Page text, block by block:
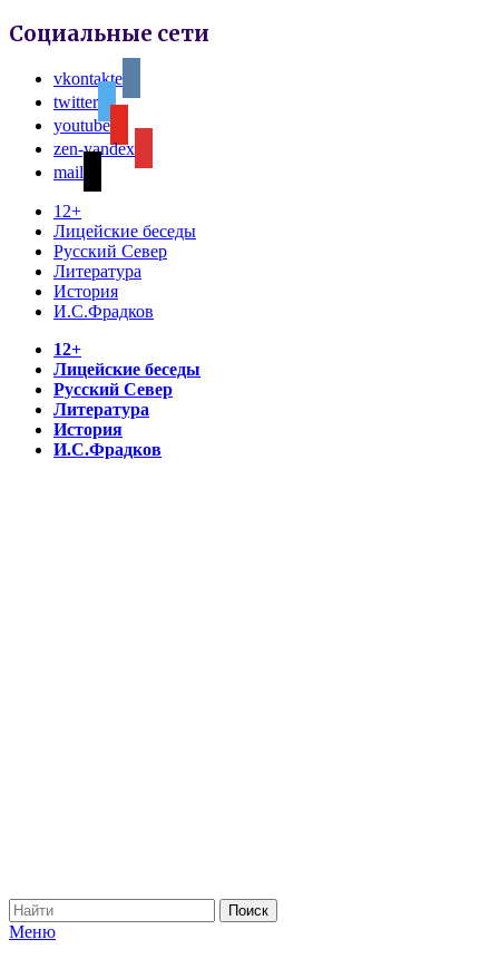
Социальные сети
vkontakte
twitter
youtube
zen-yandex
mail
12+
Лицейские беседы
Русский Север
Литература
История
И.С.Фрадков
12+
Лицейские беседы
Русский Север
Литература
История
И.С.Фрадков
Меню